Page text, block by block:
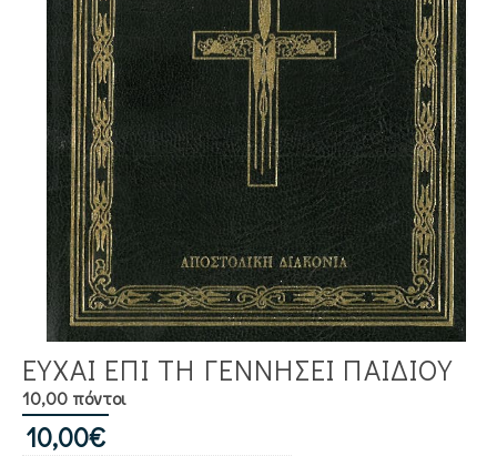
ΕΥΧΑΙ ΕΠΙ ΤΗ ΓΕΝΝΗΣΕΙ ΠΑΙΔΙΟΥ
10,00 πόντοι
10,00€